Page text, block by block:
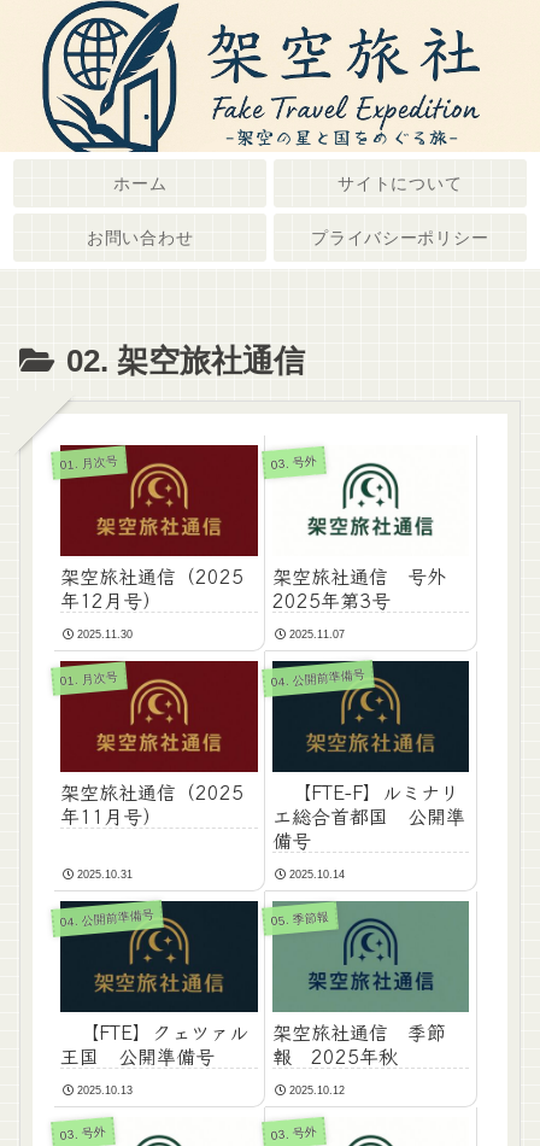
ホーム サイトについて
お問い合わせ プライバシーポリシー
02. 架空旅社通信
01. 月次号
架空旅社通信（2025
年12月号）
2025.11.30
03. 号外
架空旅社通信 号外
2025年第3号
2025.11.07
01. 月次号
架空旅社通信（2025
年11月号）
2025.10.31
04. 公開前準備号
【FTE-F】ルミナリ
エ総合首都国 公開準
備号
2025.10.14
04. 公開前準備号
【FTE】クェツァル
王国 公開準備号
2025.10.13
05. 季節報
架空旅社通信 季節
報 2025年秋
2025.10.12
03. 号外 03. 号外